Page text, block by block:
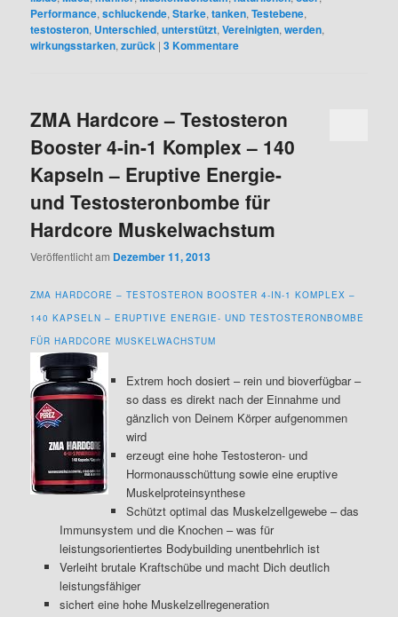
Performance,schluckende,Starke,tanken,Testebene,
testosteron, Unterschied,unterstützt,Vereinigten,werden,
wirkungsstarken,zurück |3Kommentare
ZMA Hardcore – Testosteron
Booster 4-in-1 Komplex – 140
Kapseln – Eruptive Energie-
und Testosteronbombe für
Hardcore Muskelwachstum
Veröffentlicht am Dezember 11, 2013
ZMA HARDCORE – TESTOSTERON BOOSTER 4-IN-1 KOMPLEX –
140 KAPSELN – ERUPTIVE ENERGIE- UND TESTOSTERONBOMBE
FÜR HARDCORE MUSKELWACHSTUM
Extrem hoch dosiert – rein und bioverfügbar –
so dass es direkt nach der Einnahme und
gänzlich von Deinem Körper aufgenommen
wird
erzeugt eine hohe Testosteron- und
Hormonausschüttung sowie eine eruptive
Muskelproteinsynthese
Schützt optimal das Muskelzellgewebe – das
Immunsystem und die Knochen – was für
leistungsorientiertes Bodybuilding unentbehrlich ist
Verleiht brutale Kraftschübe und macht Dich deutlich
leistungsfähiger
sichert eine hohe Muskelzellregeneration